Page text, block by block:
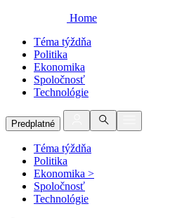
Home
Téma týždňa
Politika
Ekonomika
Spoločnosť
Technológie
Predplatné
Téma týždňa
Politika
Ekonomika >
Spoločnosť
Technológie